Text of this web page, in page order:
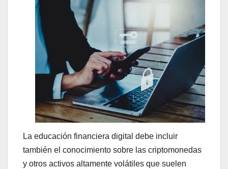
La educación financiera digital debe incluir
también el conocimiento sobre las criptomonedas
y otros activos altamente volátiles que suelen